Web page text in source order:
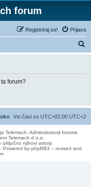
forum
Prijava
Registriraj se!
s
forum?
Vsi časi so UTC+02:00 UTC+2
Telemach. Administratorji foruma
Telemach d.o.o.
njihovi avtorji.
Powered by phpBB3 -- revised and